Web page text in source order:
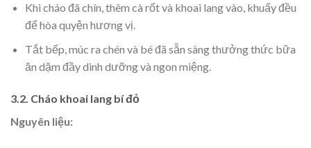
Khi cháo đã chín, thêm cà rốt và khoai lang vào, khuấy đều
để hòa quyện hương vị.
Tắt bếp, múc ra chén và bé đã sẵn sàng thưởng thức bữa
ăn dặm đầy dinh dưỡng và ngon miệng.
3.2. Cháo khoai lang bí đỏ
Nguyên liệu: